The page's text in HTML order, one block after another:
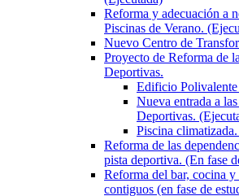
Reforma y adecuación a
Piscinas de Verano.
Nuevo Centro de
Proyecto de Reforma de
Deportivas.
Edificio
Nueva entrada a
Deportivas.
Piscina
Reforma de las
pista deportiva. (En fase
Reforma del bar, cocina y
contiguos (en fase de